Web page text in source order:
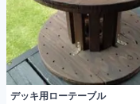
デッキ用ローテーブル